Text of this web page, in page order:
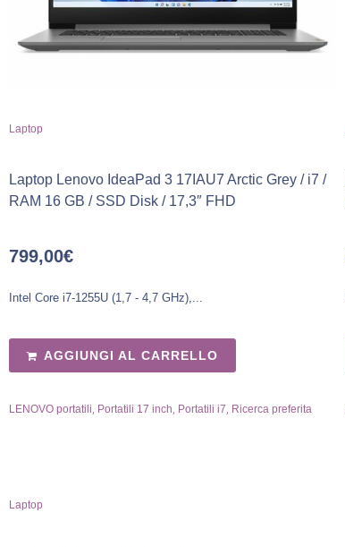
Laptop
Laptop Lenovo IdeaPad 3 17IAU7 Arctic Grey / i7 /
RAM 16 GB / SSD Disk / 17,3″ FHD
799,00€
Intel Core i7-1255U (1,7 - 4,7 GHz),...
AGGIUNGI AL CARRELLO
LENOVO portatili Portatili 17 inch Portatili i7 Ricerca preferita
Laptop